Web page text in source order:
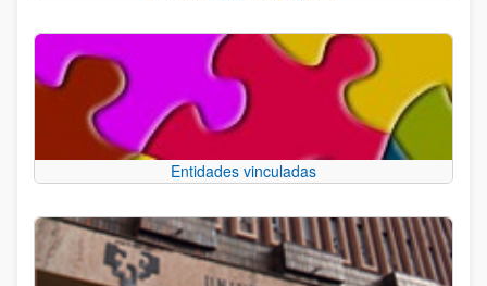
Entidades vinculadas